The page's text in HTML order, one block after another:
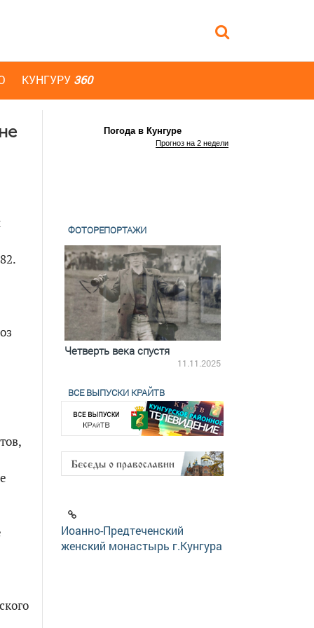
КУНГУРУ 360
Погода в Кунгуре
Прогноз на 2 недели
ФОТОРЕПОРТАЖИ
Четверть века спустя
11.11.2025
ВСЕ ВЫПУСКИ КРАЙТВ
Иоанно-Предтеченский
женский монастырь г.Кунгура